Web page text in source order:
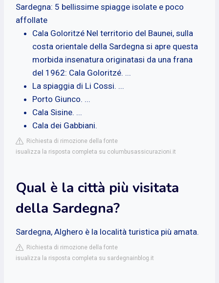
Sardegna: 5 bellissime spiagge isolate e poco
affollate
Cala Goloritzé Nel territorio del Baunei, sulla
costa orientale della Sardegna si apre questa
morbida insenatura originatasi da una frana
del 1962: Cala Goloritzé. ...
La spiaggia di Li Cossi. ...
Porto Giunco. ...
Cala Sisine. ...
Cala dei Gabbiani.
Richiesta di rimozione della fonte
isualizza la risposta completa su columbusassicurazioni.it
Qual è la città più visitata
della Sardegna?
Sardegna, Alghero è la località turistica più amata.
Richiesta di rimozione della fonte
isualizza la risposta completa su sardegnainblog.it